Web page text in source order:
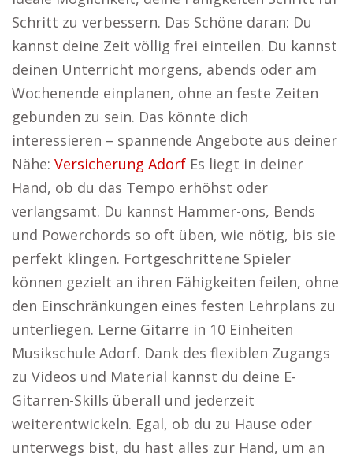
Schritt zu verbessern. Das Schöne daran: Du
kannst deine Zeit völlig frei einteilen. Du kannst
deinen Unterricht morgens, abends oder am
Wochenende einplanen, ohne an feste Zeiten
gebunden zu sein. Das könnte dich
interessieren – spannende Angebote aus deiner
Nähe: Versicherung Adorf Es liegt in deiner
Hand, ob du das Tempo erhöhst oder
verlangsamt. Du kannst Hammer-ons, Bends
und Powerchords so oft üben, wie nötig, bis sie
perfekt klingen. Fortgeschrittene Spieler
können gezielt an ihren Fähigkeiten feilen, ohne
den Einschränkungen eines festen Lehrplans zu
unterliegen. Lerne Gitarre in 10 Einheiten
Musikschule Adorf. Dank des flexiblen Zugangs
zu Videos und Material kannst du deine E-
Gitarren-Skills überall und jederzeit
weiterentwickeln. Egal, ob du zu Hause oder
unterwegs bist, du hast alles zur Hand, um an